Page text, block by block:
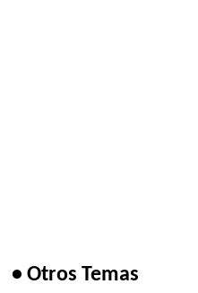
• Otros Temas